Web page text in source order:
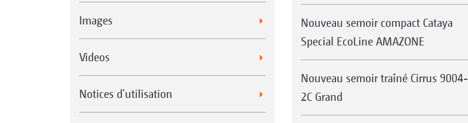
Images
Videos
Notices d'utilisation
Nouveau semoir compact Cataya
Special EcoLine AMAZONE
Nouveau semoir traîné Cirrus 9004-
2C Grand